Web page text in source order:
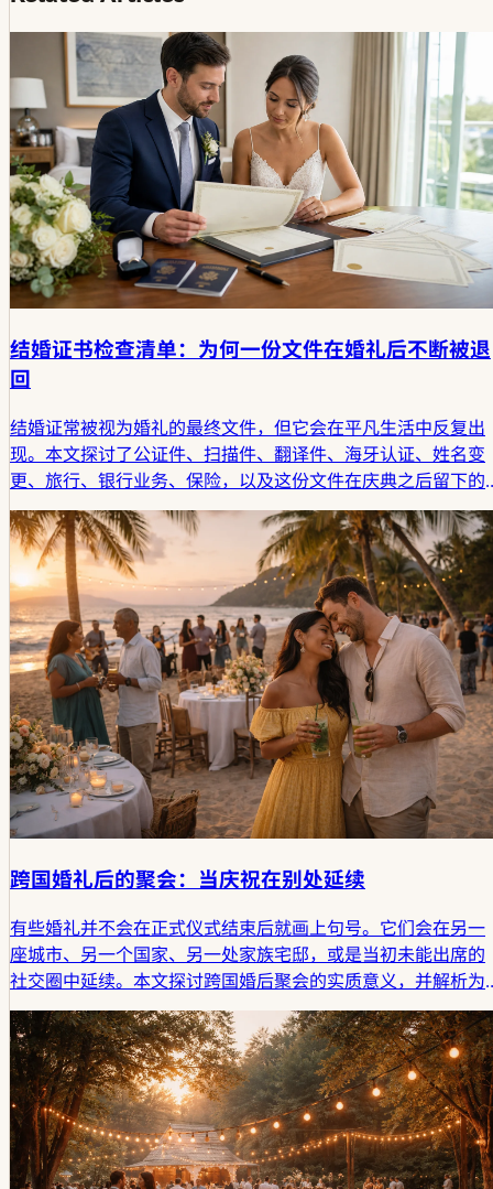
结婚证书检查清单：为何一份文件在婚礼后不断被退
回
结婚证常被视为婚礼的最终文件，但它会在平凡生活中反复出
现。本文探讨了公证件、扫描件、翻译件、海牙认证、姓名变
更、旅行、银行业务、保险，以及这份文件在庆典之后留下的
无声印记。
跨国婚礼后的聚会：当庆祝在别处延续
有些婚礼并不会在正式仪式结束后就画上句号。它们会在另一
座城市、另一个国家、另一处家族宅邸，或是当初未能出席的
社交圈中延续。本文探讨跨国婚后聚会的实质意义，并解析为
何这些聚会往往不似安可演出，而更像是婚礼本身的第二种形
态。